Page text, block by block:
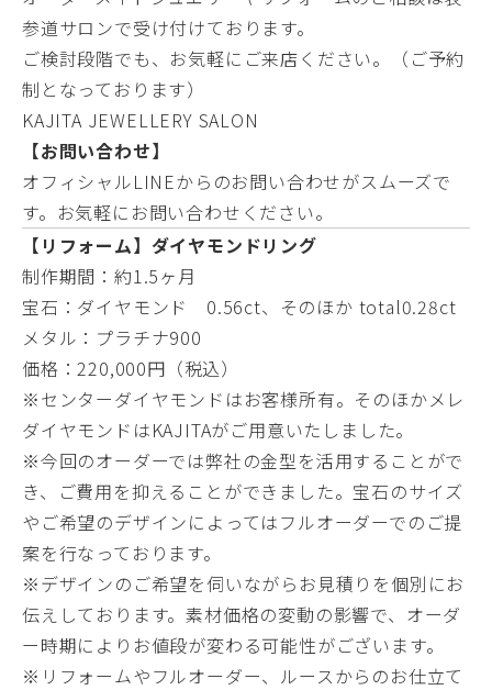
参道サロンで受け付けております。
ご検討段階でも、お気軽にご来店ください。（ご予約
制となっております）
KAJITA JEWELLERY SALON
【お問い合わせ】
オフィシャルLINEからのお問い合わせがスムーズで
す。お気軽にお問い合わせください。
【リフォーム】ダイヤモンドリング
制作期間：約1.5ヶ月
宝石：ダイヤモンド 0.56ct、そのほか total0.28ct
メタル：プラチナ900
価格：220,000円（税込）
※センターダイヤモンドはお客様所有。そのほかメレ
ダイヤモンドはKAJITAがご用意いたしました。
※今回のオーダーでは弊社の金型を活用することがで
き、ご費用を抑えることができました。宝石のサイズ
やご希望のデザインによってはフルオーダーでのご提
案を行なっております。
※デザインのご希望を伺いながらお見積りを個別にお
伝えしております。素材価格の変動の影響で、オーダ
ー時期によりお値段が変わる可能性がございます。
※リフォームやフルオーダー、ルースからのお仕立て